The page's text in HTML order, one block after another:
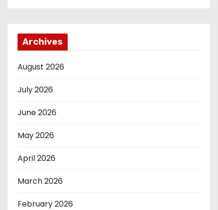
Archives
August 2026
July 2026
June 2026
May 2026
April 2026
March 2026
February 2026